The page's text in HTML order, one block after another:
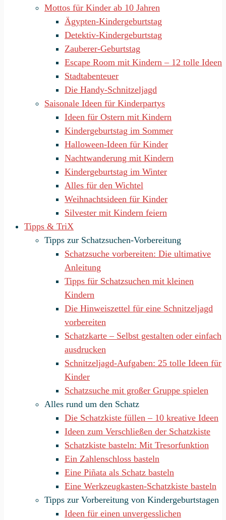
Mottos für Kinder ab 10 Jahren
Ägypten-Kindergeburtstag
Detektiv-Kindergeburtstag
Zauberer-Geburtstag
Escape Room mit Kindern – 12 tolle Ideen
Stadtabenteuer
Die Handy-Schnitzeljagd
Saisonale Ideen für Kinderpartys
Ideen für Ostern mit Kindern
Kindergeburtstag im Sommer
Halloween-Ideen für Kinder
Nachtwanderung mit Kindern
Kindergeburtstag im Winter
Alles für den Wichtel
Weihnachtsideen für Kinder
Silvester mit Kindern feiern
Tipps & TriX
Tipps zur Schatzsuchen-Vorbereitung
Schatzsuche vorbereiten: Die ultimative
Anleitung
Tipps für Schatzsuchen mit kleinen
Kindern
Die Hinweiszettel für eine Schnitzeljagd
vorbereiten
Schatzkarte – Selbst gestalten oder einfach
ausdrucken
Schnitzeljagd-Aufgaben: 25 tolle Ideen für
Kinder
Schatzsuche mit großer Gruppe spielen
Alles rund um den Schatz
Die Schatzkiste füllen – 10 kreative Ideen
Ideen zum Verschließen der Schatzkiste
Schatzkiste basteln: Mit Tresorfunktion
Ein Zahlenschloss basteln
Eine Piñata als Schatz basteln
Eine Werkzeugkasten-Schatzkiste basteln
Tipps zur Vorbereitung von Kindergeburtstagen
Ideen für einen unvergesslichen